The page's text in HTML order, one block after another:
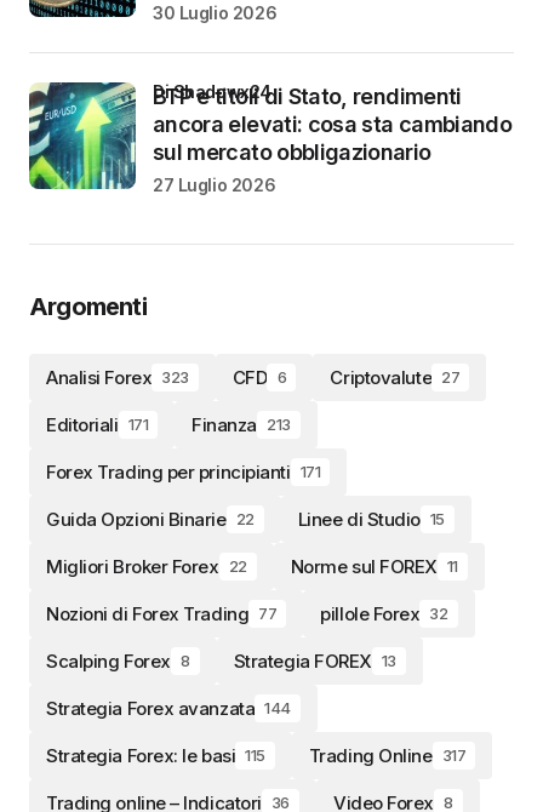
30 Luglio 2026
BTP e titoli di Stato, rendimenti
ancora elevati: cosa sta cambiando
sul mercato obbligazionario
di Shadowx24
27 Luglio 2026
Argomenti
Analisi Forex 323 CFD 6 Criptovalute 27
Editoriali 171 Finanza 213
Forex Trading per principianti 171
Guida Opzioni Binarie 22 Linee di Studio 15
Migliori Broker Forex 22 Norme sul FOREX 11
Nozioni di Forex Trading 77 pillole Forex 32
Scalping Forex 8 Strategia FOREX 13
Strategia Forex avanzata 144
Strategia Forex: le basi 115 Trading Online 317
Trading online – Indicatori 36 Video Forex 8